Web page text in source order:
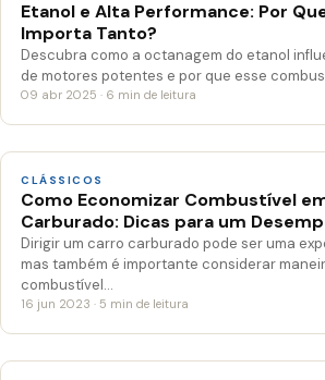
Etanol e Alta Performance: Por
Importa Tanto?
Descubra como a octanagem do etanol
de motores potentes e por que esse
09 abr 2025 · 6 min de leitura
CLÁSSICOS
Como Economizar Combustível
Carburado: Dicas para um
Dirigir um carro carburado pode ser uma
mas também é importante considerar
combustível…
16 jun 2023 · 5 min de leitura